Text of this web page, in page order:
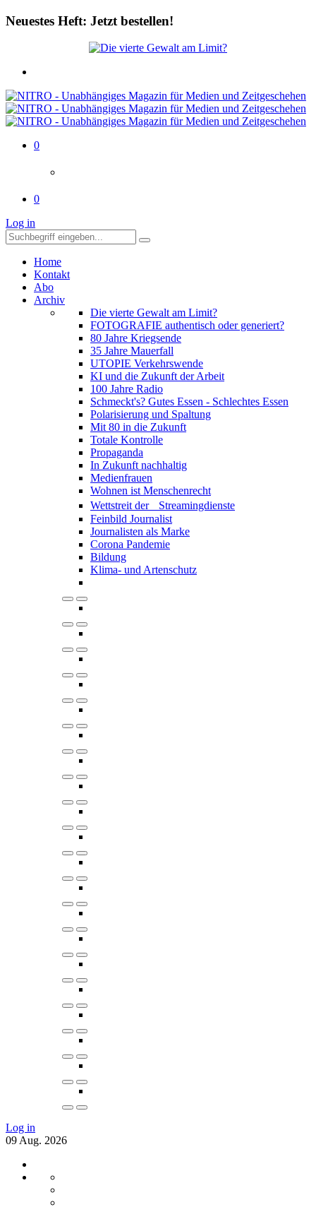
Neuestes Heft: Jetzt bestellen!
0
0
Log in
Home
Kontakt
Abo
Archiv
Die vierte Gewalt am Limit?
FOTOGRAFIE authentisch oder generiert?
80 Jahre Kriegsende
35 Jahre Mauerfall
UTOPIE Verkehrswende
KI und die Zukunft der Arbeit
100 Jahre Radio
Schmeckt's? Gutes Essen - Schlechtes Essen
Polarisierung und Spaltung
Mit 80 in die Zukunft
Totale Kontrolle
Propaganda
In Zukunft nachhaltig
Medienfrauen
Wohnen ist Menschenrecht
Wettstreit der Streamingdienste
Feinbild Journalist
Journalisten als Marke
Corona Pandemie
Bildung
Klima- und Artenschutz
Log in
09 Aug. 2026